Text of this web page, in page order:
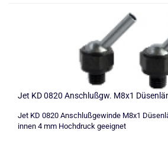
Jet KD 0820 Anschlußgw. M8x1
Jet KD 0820 Anschlußgewinde M8x1
innen 4 mm Hochdruck geeignet